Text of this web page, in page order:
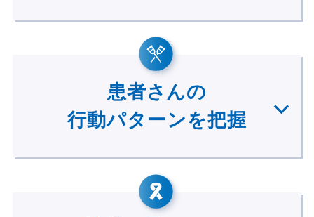
患者さんの
行動パターンを把握